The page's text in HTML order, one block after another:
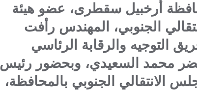
أرخبيل سقطرى، عضو هيئة
الجنوبي، المهندس رأفت
التوجيه والرقابة الرئاسي
محمد السعيدي، وبحضور رئيس
الانتقالي الجنوبي بالمحافظة،